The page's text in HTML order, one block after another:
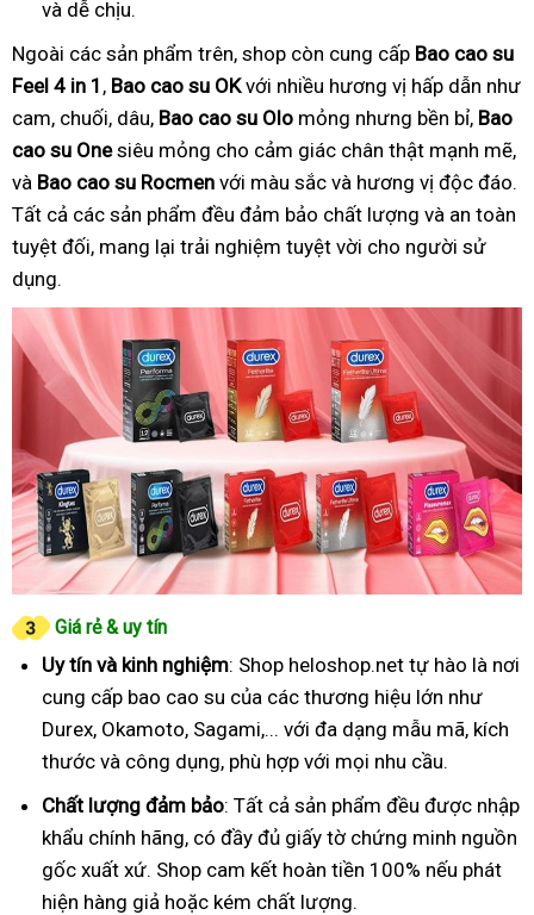
và dễ chịu.
Ngoài các sản phẩm trên, shop còn cung cấp Bao cao su
Feel 4 in 1 , Bao cao su OKvới nhiều hương vị hấp dẫn như
cam, chuối, dâu, Bao cao su Olo mỏng nhưng bền bỉ, Bao
cao su Onesiêu mỏng cho cảm giác chân thật mạnh mẽ,
và Bao cao su Rocmen với màu sắc và hương vị độc đáo.
Tất cả các sản phẩm đều đảm bảo chất lượng và an toàn
tuyệt đối, mang lại trải nghiệm tuyệt vời cho người sử
dụng.
Giá rẻ & uy tín
Uy tín và kinh nghiệm: Shop heloshop.net tự hào là nơi
cung cấp bao cao su của các thương hiệu lớn như
Durex, Okamoto, Sagami,... với đa dạng mẫu mã, kích
thước và công dụng, phù hợp với mọi nhu cầu.
Chất lượng đảm bảo: Tất cả sản phẩm đều được nhập
khẩu chính hãng, có đầy đủ giấy tờ chứng minh nguồn
gốc xuất xứ. Shop cam kết hoàn tiền 100% nếu phát
hiện hàng giả hoặc kém chất lượng.